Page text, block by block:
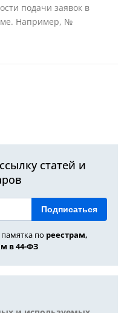
подачи заявок в
Например, №
статей и
Подписаться
по реестрам,
в 44-ФЗ